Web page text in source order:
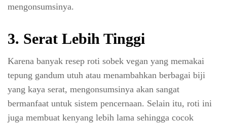
mengonsumsinya.
3. Serat Lebih Tinggi
Karena banyak resep roti sobek vegan yang memakai
tepung gandum utuh atau menambahkan berbagai biji
yang kaya serat, mengonsumsinya akan sangat
bermanfaat untuk sistem pencernaan. Selain itu, roti ini
juga membuat kenyang lebih lama sehingga cocok